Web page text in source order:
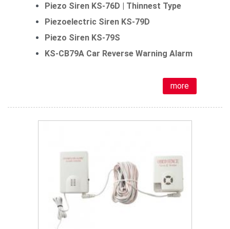
Piezo Siren KS-76D | Thinnest Type
Piezoelectric Siren KS-79D
Piezo Siren KS-79S
KS-CB79A Car Reverse Warning Alarm
more